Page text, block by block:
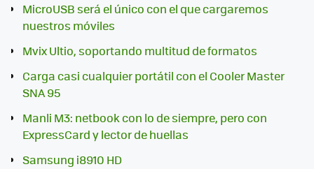
MicroUSB será el único con el que cargaremos
nuestros móviles
Mvix Ultio, soportando multitud de formatos
Carga casi cualquier portátil con el Cooler Master
SNA 95
Manli M3: netbook con lo de siempre, pero con
ExpressCard y lector de huellas
Samsung i8910 HD